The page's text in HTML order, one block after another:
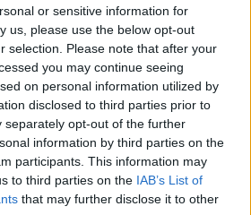
or sensitive information for
us, please use the below opt-out
selection. Please note that after your
you may continue seeing
on personal information utilized by
disclosed to third parties prior to
separately opt-out of the further
information by third parties on the
participants. This information may
to third parties on the IAB’s List of
that may further disclose it to other
il presidente francese
«Draghi è un grande
partner affidabile». Dagli
è risultato positivo al
un portavoce della Casa
non commentano le
interne», sottolineando
Uniti «rispettano e
costituzionale»
«Gli Stati Uniti e l’Italia